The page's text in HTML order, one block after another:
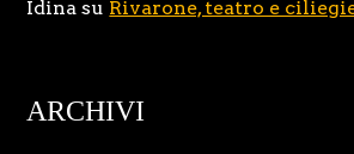
Idina su Rivarone, teatro e
ARCHIVI